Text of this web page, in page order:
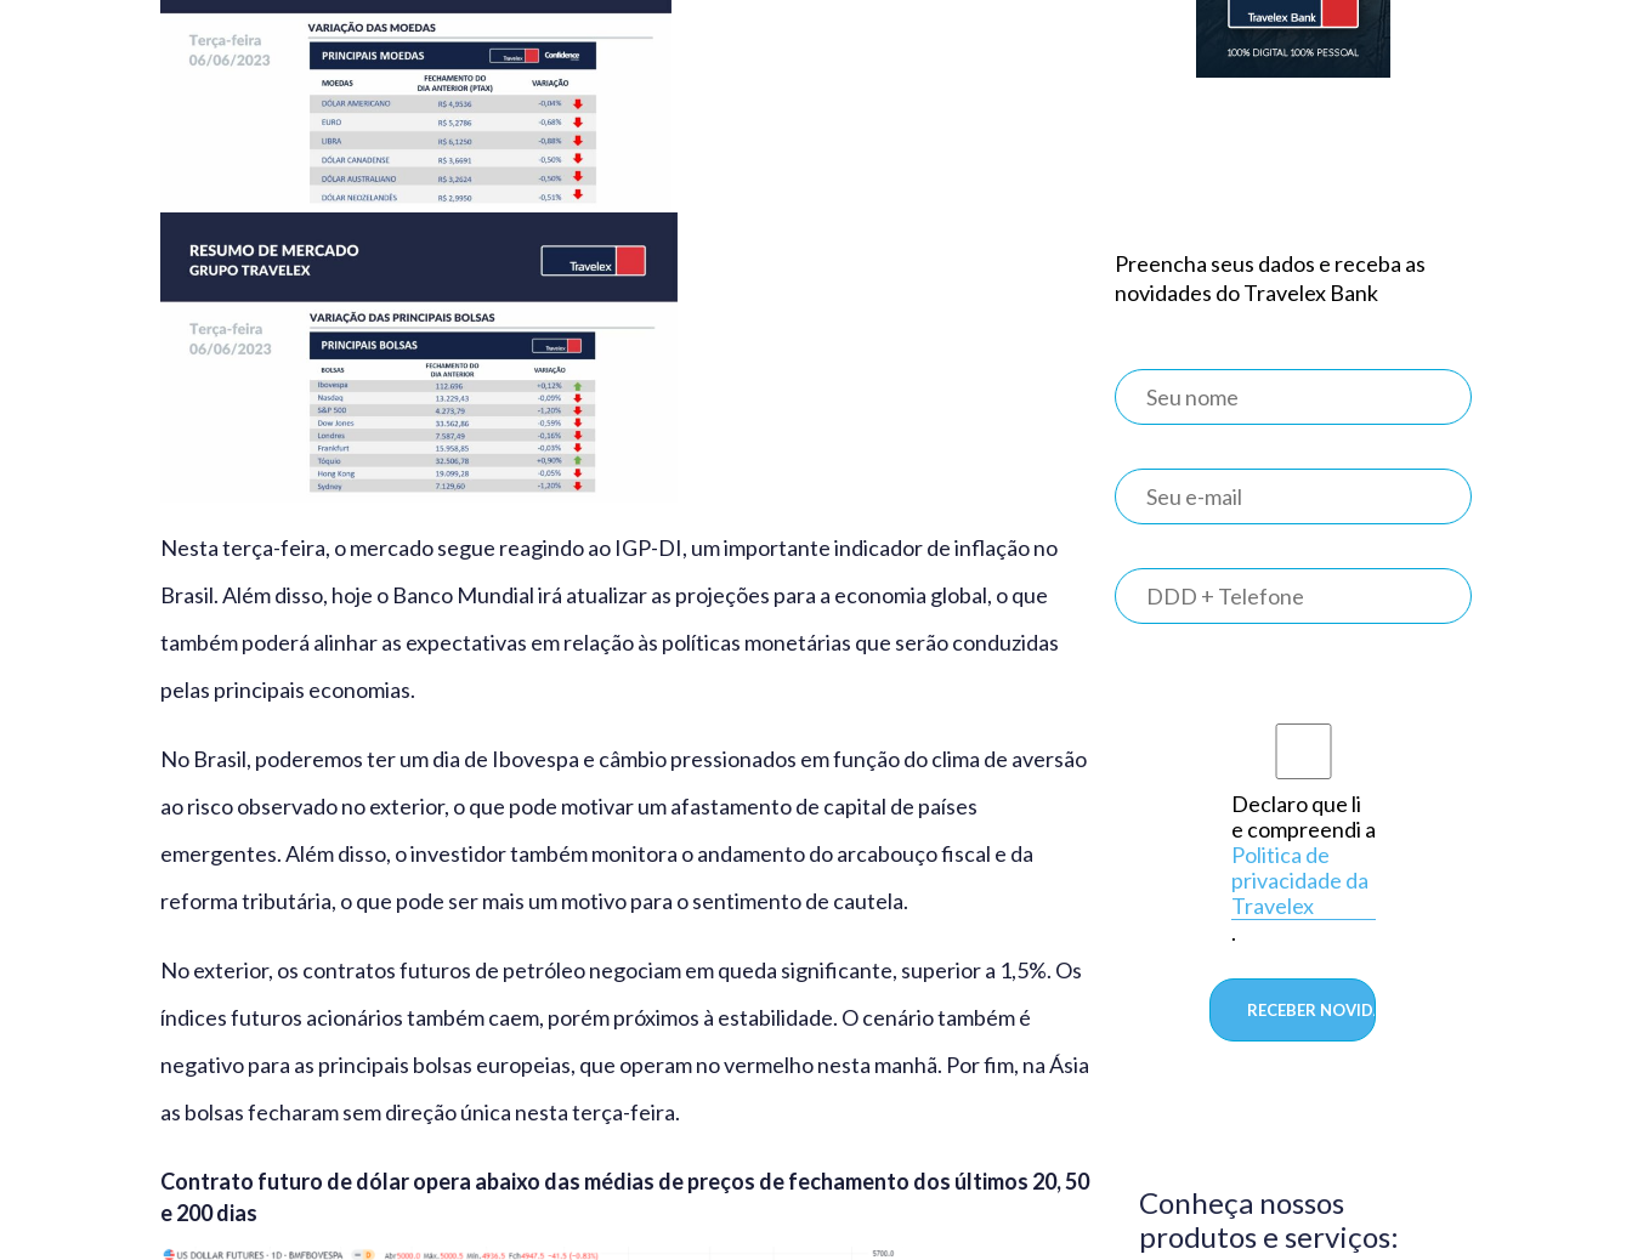
Nesta terça-feira, o mercado segue reagindo ao IGP-DI, um importante indicador de inflação no
Brasil. Além disso, hoje o Banco Mundial irá atualizar as projeções para a economia global, o que
também poderá alinhar as expectativas em relação às políticas monetárias que serão conduzidas
pelas principais economias.
No Brasil, poderemos ter um dia de Ibovespa e câmbio pressionados em função do clima de aversão
ao risco observado no exterior, o que pode motivar um afastamento de capital de países
emergentes. Além disso, o investidor também monitora o andamento do arcabouço fiscal e da
reforma tributária, o que pode ser mais um motivo para o sentimento de cautela.
No exterior, os contratos futuros de petróleo negociam em queda significante, superior a 1,5%. Os
índices futuros acionários também caem, porém próximos à estabilidade. O cenário também é
negativo para as principais bolsas europeias, que operam no vermelho nesta manhã. Por fim, na Ásia
as bolsas fecharam sem direção única nesta terça-feira.
Contrato futuro de dólar opera abaixo das médias de preços de fechamento dos últimos 20, 50
e 200 dias
Preencha seus dados e receba as
novidades do Travelex Bank
Declaro que li
e compreendi a
Politica de
privacidade da
Travelex
.
TRAVELEX
BANK
primeiro
banco do
país a
operar
exclusivamente
em
aprovado
pelo
confiabilidade
e
Conheça nossos
produtos e serviços: